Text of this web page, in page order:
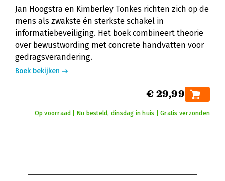
Jan Hoogstra en Kimberley Tonkes richten zich op de
mens als zwakste én sterkste schakel in
informatiebeveiliging. Het boek combineert theorie
over bewustwording met concrete handvatten voor
gedragsverandering.
Boek bekijken
€ 29,99
Op voorraad | Nu besteld, dinsdag in huis | Gratis verzonden